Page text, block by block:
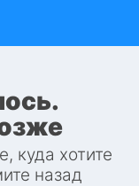
куда хотите
назад